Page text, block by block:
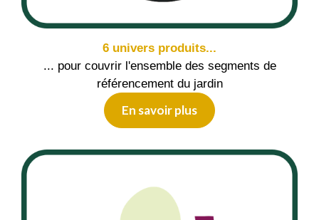
6 univers produits...
... pour couvrir l'ensemble des segments de
référencement du jardin
En savoir plus